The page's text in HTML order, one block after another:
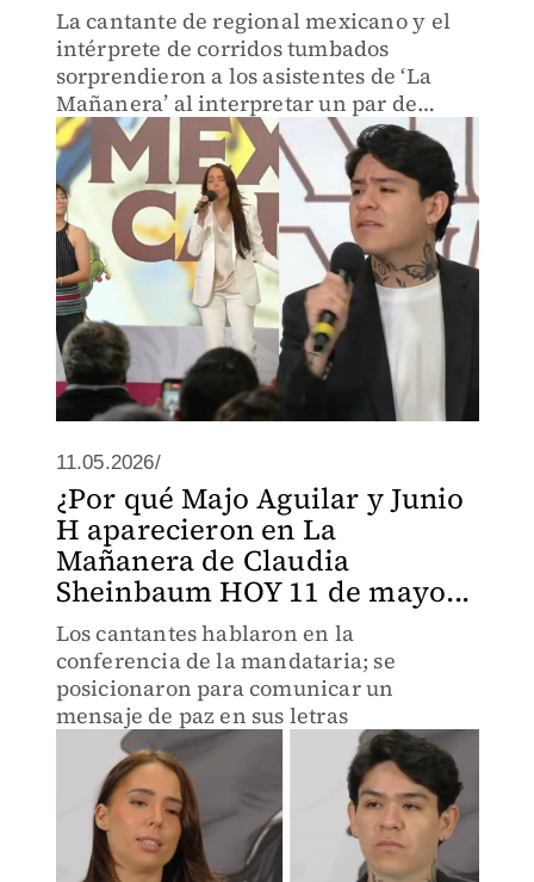
La cantante de regional mexicano y el
intérprete de corridos tumbados
sorprendieron a los asistentes de ‘La
Mañanera’ al interpretar un par de
canciones en vivo.
11.05.2026/
¿Por qué Majo Aguilar y Junio
H aparecieron en La
Mañanera de Claudia
Sheinbaum HOY 11 de mayo...
Los cantantes hablaron en la
conferencia de la mandataria; se
posicionaron para comunicar un
mensaje de paz en sus letras